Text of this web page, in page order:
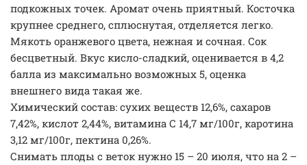
подкожных точек. Аромат очень приятный. Косточка
крупнее среднего, сплюснутая, отделяется легко.
Мякоть оранжевого цвета, нежная и сочная. Сок
бесцветный. Вкус кисло-сладкий, оценивается в 4,2
балла из максимально возможных 5, оценка
внешнего вида такая же.
Химический состав: сухих веществ 12,6%, сахаров
7,42%, кислот 2,44%, витамина С 14,7 мг/100г, каротина
3,12 мг/100г, пектина 0,26%.
Снимать плоды с веток нужно 15 – 20 июля, что на 2 –